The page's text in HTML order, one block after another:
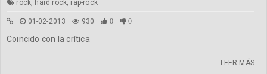
rock, hard rock, rap-rock
01-02-2013 930 0 0
Coincido con la crítica
LEER MÁS